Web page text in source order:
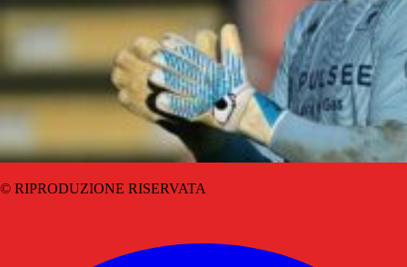
© RIPRODUZIONE RISERVATA